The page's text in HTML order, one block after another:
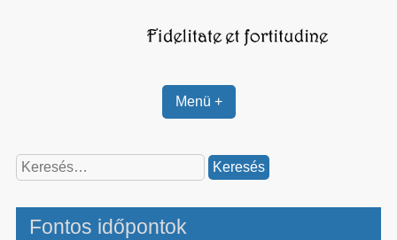
Menü +
Keresés:
Fontos időpontok